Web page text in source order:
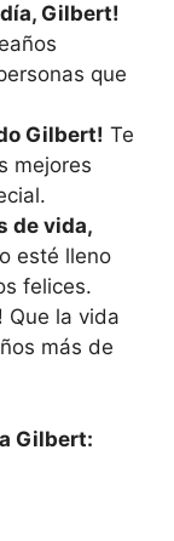
Gilbert!
que
Gilbert! Te
mejores
de vida,
esté lleno
felices.
Que la vida
más de
Gilbert: